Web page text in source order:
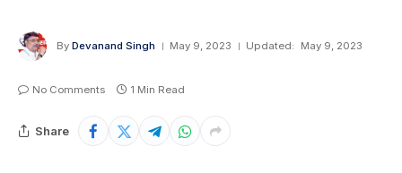
By Devanand Singh May 9, 2023 Updated: May 9, 2023
No Comments 1 Min Read
Share